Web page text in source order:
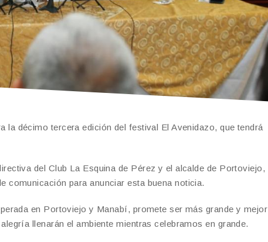
la décimo tercera edición del festival El Avenidazo, que tendrá
del Club La Esquina de Pérez y el alcalde de Portoviejo,
comunicación para anunciar esta buena noticia.
en Portoviejo y Manabí, promete ser más grande y mejor
llenarán el ambiente mientras celebramos en grande.